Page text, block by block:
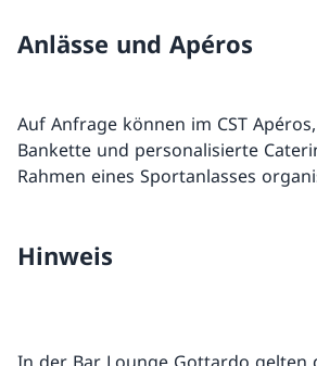
Anlässe und Apéros
Auf Anfrage können im CST
Bankette und personalisierte
Rahmen eines Sportanlasses
Hinweis